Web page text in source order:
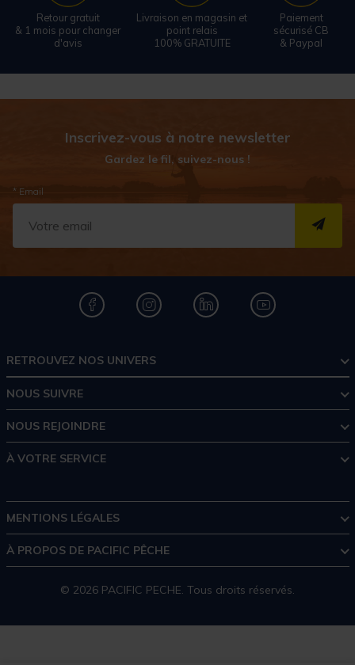
Retour gratuit
& 1 mois pour changer
d'avis
Livraison en magasin et
point relais
100% GRATUITE
Paiement
sécurisé CB
& Paypal
Inscrivez-vous à notre newsletter
Gardez le fil, suivez-nous !
* Email
RETROUVEZ NOS UNIVERS
NOUS SUIVRE
NOUS REJOINDRE
À VOTRE SERVICE
MENTIONS LÉGALES
À PROPOS DE PACIFIC PÊCHE
© 2026 PACIFIC PECHE. Tous droits réservés.